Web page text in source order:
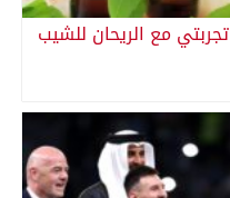
تجربتي مع الريحان للشيب